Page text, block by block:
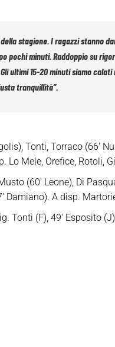
stagione. I ragazzi stanno
pochi minuti. Raddoppio su
ultimi 15-20 minuti siamo
tranquillità”.
Tonti, Torraco (66′
Lo Mele, Orefice, Rotoli,
(60′ Leone), Di
Damiano). A disp.
Tonti (F), 49′ Esposito (J)